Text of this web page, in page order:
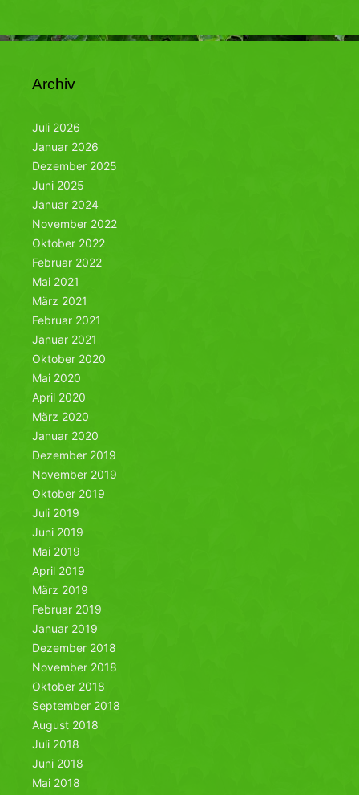
Archiv
Juli 2026
Januar 2026
Dezember 2025
Juni 2025
Januar 2024
November 2022
Oktober 2022
Februar 2022
Mai 2021
März 2021
Februar 2021
Januar 2021
Oktober 2020
Mai 2020
April 2020
März 2020
Januar 2020
Dezember 2019
November 2019
Oktober 2019
Juli 2019
Juni 2019
Mai 2019
April 2019
März 2019
Februar 2019
Januar 2019
Dezember 2018
November 2018
Oktober 2018
September 2018
August 2018
Juli 2018
Juni 2018
Mai 2018